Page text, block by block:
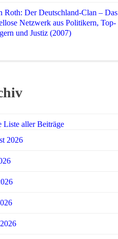
Roth: Der Deutschland-Clan – Das
Netzwerk aus Politikern, Top-
und Justiz (2007)
Liste aller Beiträge
2026